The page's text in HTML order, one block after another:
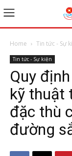
Home Tin tức - Sự
Tin tức - Sự kiện
Quy
kỹ thuật
đặc thù
đường